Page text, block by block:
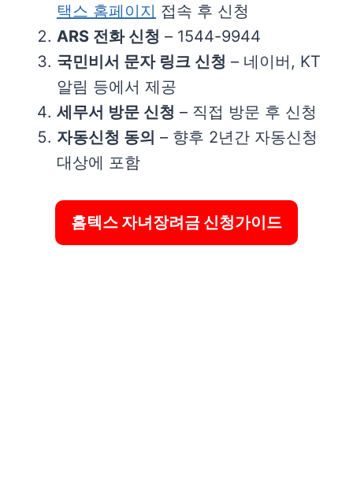
택스 홈페이지 접속 후 신청
ARS 전화 신청 – 1544-9944
국민비서 문자 링크 신청 – 네이버, KT
알림 등에서 제공
세무서 방문 신청 – 직접 방문 후 신청
자동신청 동의 – 향후 2년간 자동신청
대상에 포함
홈텍스 자녀장려금 신청가이드